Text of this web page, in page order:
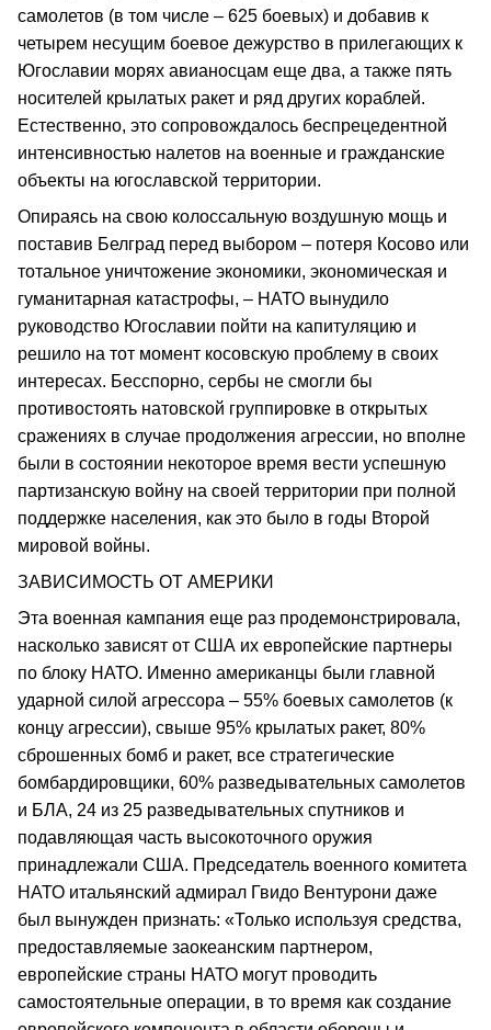
самолетов (в том числе – 625 боевых) и добавив к
четырем несущим боевое дежурство в прилегающих к
Югославии морях авианосцам еще два, а также пять
носителей крылатых ракет и ряд других кораблей.
Естественно, это сопровождалось беспрецедентной
интенсивностью налетов на военные и гражданские
объекты на югославской территории.
Опираясь на свою колоссальную воздушную мощь и
поставив Белград перед выбором – потеря Косово или
тотальное уничтожение экономики, экономическая и
гуманитарная катастрофы, – НАТО вынудило
руководство Югославии пойти на капитуляцию и
решило на тот момент косовскую проблему в своих
интересах. Бесспорно, сербы не смогли бы
противостоять натовской группировке в открытых
сражениях в случае продолжения агрессии, но вполне
были в состоянии некоторое время вести успешную
партизанскую войну на своей территории при полной
поддержке населения, как это было в годы Второй
мировой войны.
ЗАВИСИМОСТЬ ОТ АМЕРИКИ
Эта военная кампания еще раз продемонстрировала,
насколько зависят от США их европейские партнеры
по блоку НАТО. Именно американцы были главной
ударной силой агрессора – 55% боевых самолетов (к
концу агрессии), свыше 95% крылатых ракет, 80%
сброшенных бомб и ракет, все стратегические
бомбардировщики, 60% разведывательных самолетов
и БЛА, 24 из 25 разведывательных спутников и
подавляющая часть высокоточного оружия
принадлежали США. Председатель военного комитета
НАТО итальянский адмирал Гвидо Вентурони даже
был вынужден признать: «Только используя средства,
предоставляемые заокеанским партнером,
европейские страны НАТО могут проводить
самостоятельные операции, в то время как создание